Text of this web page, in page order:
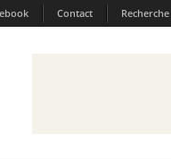
Contact Recherche